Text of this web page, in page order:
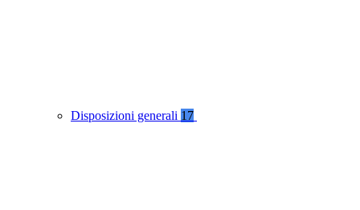
Disposizioni generali 17